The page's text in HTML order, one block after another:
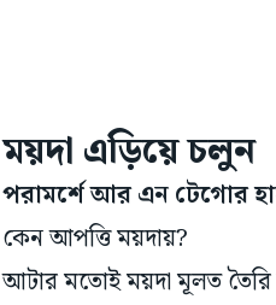
ময়দা এড়িয়ে চলুন
পরামর্শে আর এন টেগোর
কেন আপত্তি ময়দায়?
আটার মতোই ময়দা মূলত